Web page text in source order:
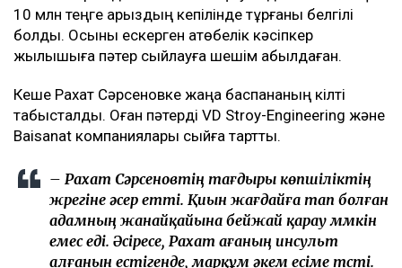
Сот процесінен кейін Рахат Сәрсеновтің жағдайы
қоғам назарында болған. Оның ауылдағы жалғыз үйі
10 млн теңге қарыздың кепілінде тұрғаны белгілі
жылқышыға пәтер сыйлауға шешім қабылдаған.
Кеше Рахат Сәрсеновке жаңа баспананың кілті
Baisanat компаниялары сыйға тартты.
– Рахат Сәрсеновтің тағдыры көпшіліктің
жүрегіне әсер етті. Қиын жағдайға тап болған
адамның жанайқайына бейжай қарау мүмкін